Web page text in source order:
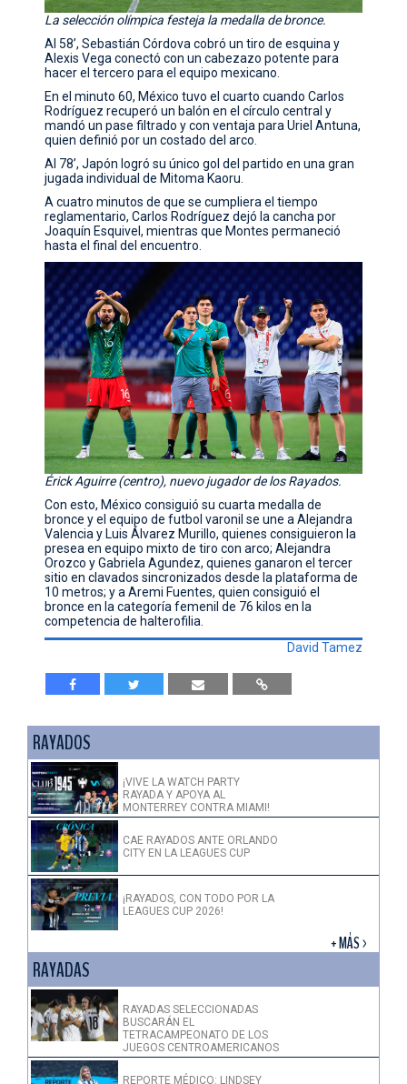
La selección olímpica festeja la medalla de bronce.
Al 58’, Sebastián Córdova cobró un tiro de esquina y
Alexis Vega conectó con un cabezazo potente para
hacer el tercero para el equipo mexicano.
En el minuto 60, México tuvo el cuarto cuando Carlos
Rodríguez recuperó un balón en el círculo central y
mandó un pase filtrado y con ventaja para Uriel Antuna,
quien definió por un costado del arco.
Al 78’, Japón logró su único gol del partido en una gran
jugada individual de Mitoma Kaoru.
A cuatro minutos de que se cumpliera el tiempo
reglamentario, Carlos Rodríguez dejó la cancha por
Joaquín Esquivel, mientras que Montes permaneció
hasta el final del encuentro.
Érick Aguirre (centro), nuevo jugador de los Rayados.
Con esto, México consiguió su cuarta medalla de
bronce y el equipo de futbol varonil se une a Alejandra
Valencia y Luis Álvarez Murillo, quienes consiguieron la
presea en equipo mixto de tiro con arco; Alejandra
Orozco y Gabriela Agundez, quienes ganaron el tercer
sitio en clavados sincronizados desde la plataforma de
10 metros; y a Aremi Fuentes, quien consiguió el
bronce en la categoría femenil de 76 kilos en la
competencia de halterofilia.
David Tamez
RAYADOS
¡VIVE LA WATCH PARTY
RAYADA Y APOYA AL
MONTERREY CONTRA MIAMI!
CAE RAYADOS ANTE ORLANDO
CITY EN LA LEAGUES CUP
¡RAYADOS, CON TODO POR LA
LEAGUES CUP 2026!
+ MÁS >
RAYADAS
RAYADAS SELECCIONADAS
BUSCARÁN EL
TETRACAMPEONATO DE LOS
JUEGOS CENTROAMERICANOS
REPORTE MÉDICO: LINDSEY